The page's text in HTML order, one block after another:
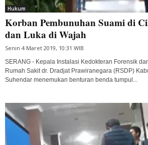
Hukum
Korban Pembunuhan Suami di
dan Luka di Wajah
Senin 4 Maret 2019, 10:31 WIB
SERANG - Kepala Instalasi Kedokteran Forensik
Rumah Sakit dr. Dradjat Prawiranegara (RSDP)
Suhendar menemukan benturan benda tumpul...